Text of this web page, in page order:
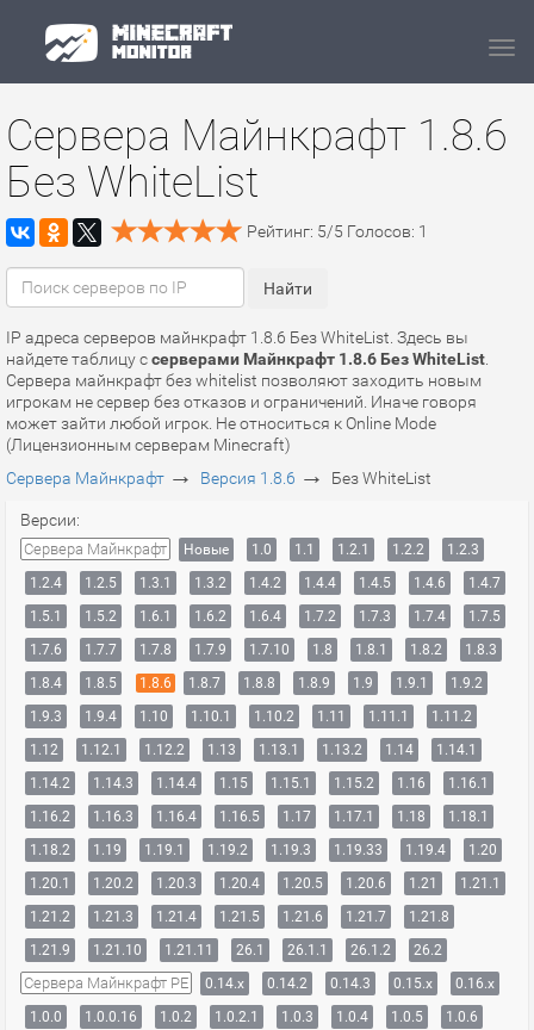
Сервера Майнкрафт 1.8.6
Без WhiteList
Рейтинг: 5/5 Голосов: 1
IP адреса серверов майнкрафт 1.8.6 Без WhiteList. Здесь вы
найдете таблицу ссерверами Майнкрафт 1.8.6 Без WhiteList
Сервера майнкрафт без whitelist позволяют заходить новым
игрокам не сервер без отказов и ограничений. Иначе говоря
может зайти любой игрок. Не относиться к Online Mode
(Лицензионным серверам Minecraft)
Сервера Майнкрафт → Версия 1.8.6 → Без WhiteList
Версии:
Сервера Майнкрафт Новые 1.0 1.1 1.2.1 1.2.2
1.2.3
1.2.4
1.2.5 1.3.1 1.3.2 1.4.2 1.4.4 1.4.5 1.4.6
1.4.7
1.5.1
1.5.2 1.6.1 1.6.2 1.6.4 1.7.2 1.7.3 1.7.4
1.7.5
1.7.6
1.7.7 1.7.8 1.7.9 1.7.10 1.8 1.8.1 1.8.2
1.8.3
1.8.4
1.8.5 1.8.6 1.8.7 1.8.8 1.8.9 1.9 1.9.1
1.9.2
1.9.3
1.9.4 1.10 1.10.1 1.10.2 1.11 1.11.1
1.11.2
1.12
1.12.1 1.12.2 1.13 1.13.1 1.13.2 1.14
1.14.1
1.14.2
1.14.3 1.14.4 1.15 1.15.1 1.15.2 1.16
1.16.1
1.16.2
1.16.3 1.16.4 1.16.5 1.17 1.17.1 1.18
1.18.1
1.18.2
1.19 1.19.1 1.19.2 1.19.3 1.19.33 1.19.4
1.20
1.20.1
1.20.2 1.20.3 1.20.4 1.20.5 1.20.6 1.21
1.21.1
1.21.2
1.21.3 1.21.4 1.21.5 1.21.6 1.21.7
1.21.8
1.21.9
1.21.10 1.21.11 26.1 26.1.1 26.1.2 26.2
Сервера Майнкрафт PE 0.14.x 0.14.2 0.14.3 0.15.x
0.16.x
1.0.0
1.0.0.16 1.0.2 1.0.2.1 1.0.3 1.0.4 1.0.5
1.0.6